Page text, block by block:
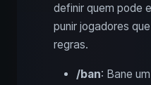
definir quem pode
punir jogadores
regras.
/ban: Bane